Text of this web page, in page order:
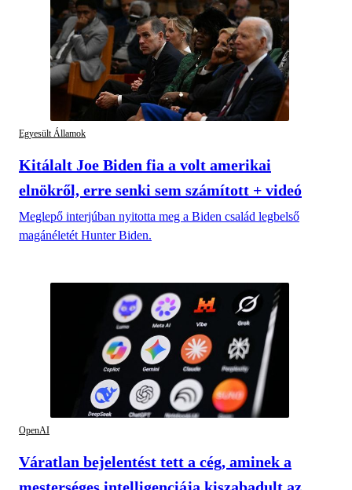
Egyesült Államok
Kitálalt Joe Biden fia a volt amerikai
elnökről, erre senki sem számított + videó
Meglepő interjúban nyitotta meg a Biden család legbelső
magánéletét Hunter Biden.
OpenAI
Váratlan bejelentést tett a cég, aminek a